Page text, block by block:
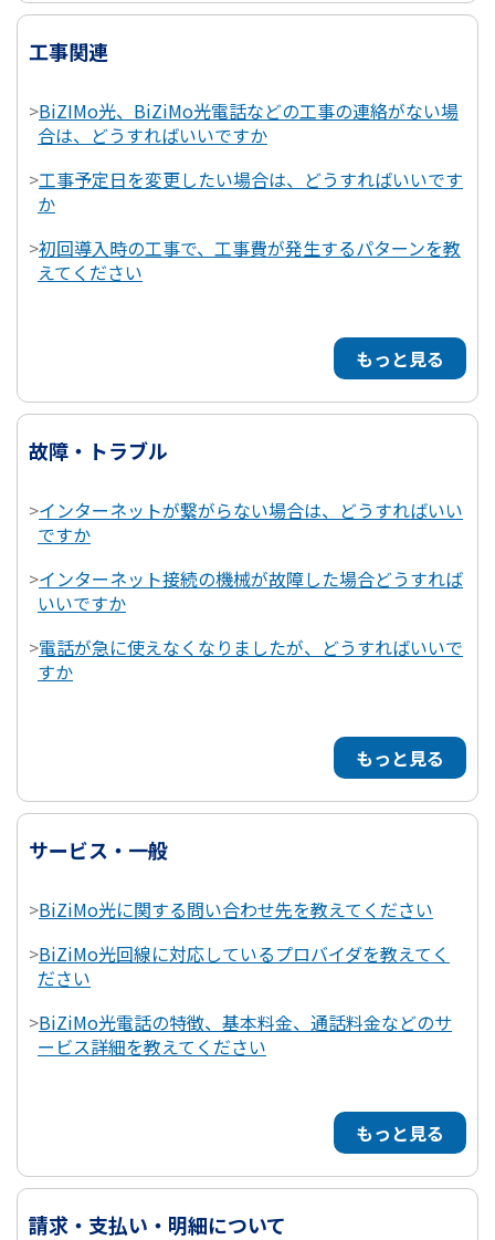
工事関連
>BiZIMo光、BiZiMo光電話などの工事の連絡がない場
合は、どうすればいいですか
>工事予定日を変更したい場合は、どうすればいいです
か
>初回導入時の工事で、工事費が発生するパターンを教
えてください
もっと見る
故障・トラブル
>インターネットが繋がらない場合は、どうすればいい
ですか
>インターネット接続の機械が故障した場合どうすれば
いいですか
>電話が急に使えなくなりましたが、どうすればいいで
すか
もっと見る
サービス・一般
>BiZiMo光に関する問い合わせ先を教えてください
>BiZiMo光回線に対応しているプロバイダを教えてく
ださい
>BiZiMo光電話の特徴、基本料金、通話料金などのサ
ービス詳細を教えてください
もっと見る
請求・支払い・明細について